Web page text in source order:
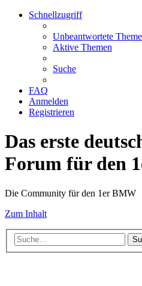
Schnellzugriff
Unbeantwortete
Aktive Themen
Suche
FAQ
Anmelden
Registrieren
Das erste
Forum für den
Die Community für den 1er BMW
Zum Inhalt